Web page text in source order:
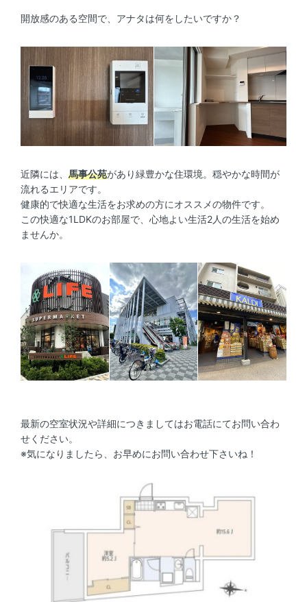
開放感のある空間で、アナタは何をしたいですか？
近隣には、 馬事公苑があり緑豊かな住環境。穏やかな時間が
流れるエリアです。
健康的で快適な生活をお求めの方にオススメの物件です。
この快適な1LDKのお部屋で、心地よい生活2人の生活を始め
ませんか。
最新の空室状況や詳細につきましてはお電話にてお問い合わ
せください。
※気になりましたら、お早めにお問い合わせ下さいね！